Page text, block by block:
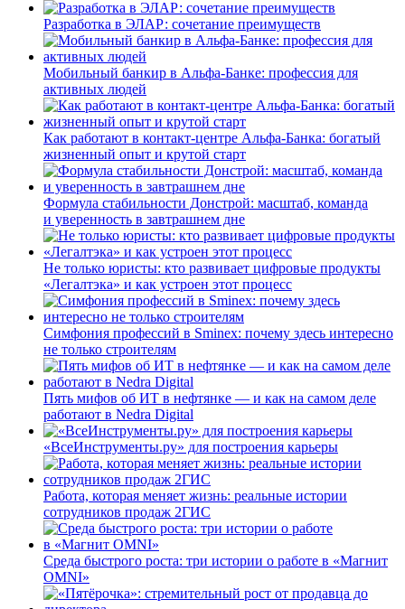
Разработка в ЭЛАР: сочетание преимуществ
Мобильный банкир в Альфа-Банке: профессия для
активных людей
Как работают в контакт-центре Альфа-Банка: богатый
жизненный опыт и крутой старт
Формула стабильности Донстрой: масштаб, команда
и уверенность в завтрашнем дне
Не только юристы: кто развивает цифровые продукты
«Легалтэка» и как устроен этот процесс
Симфония профессий в Sminex: почему здесь интересно
не только строителям
Пять мифов об ИТ в нефтянке — и как на самом деле
работают в Nedra Digital
«ВсеИнструменты.ру» для построения карьеры
Работа, которая меняет жизнь: реальные истории
сотрудников продаж 2ГИС
Среда быстрого роста: три истории о работе в «Магнит
OMNI»